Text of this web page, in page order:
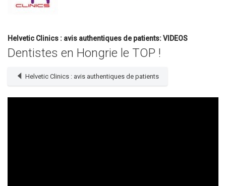
Helvetic Clinics : avis authentiques de patients: VIDEOS
Dentistes en Hongrie le TOP !
Helvetic Clinics : avis authentiques de patients